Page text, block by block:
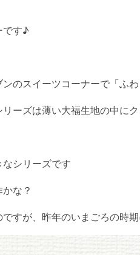
です♪
ンのスイーツコーナーで「ふ
ーズは薄い大福生地の中に
なシリーズです
な？
ですが、昨年のいまごろの時